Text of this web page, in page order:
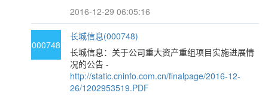
2016-12-29 06:05:16
000748
长城信息(000748)
长城信息：关于公司重大资产重组项目实施进展情
况的公告 -
http://static.cninfo.com.cn/finalpage/2016-12-
26/1202953519.PDF